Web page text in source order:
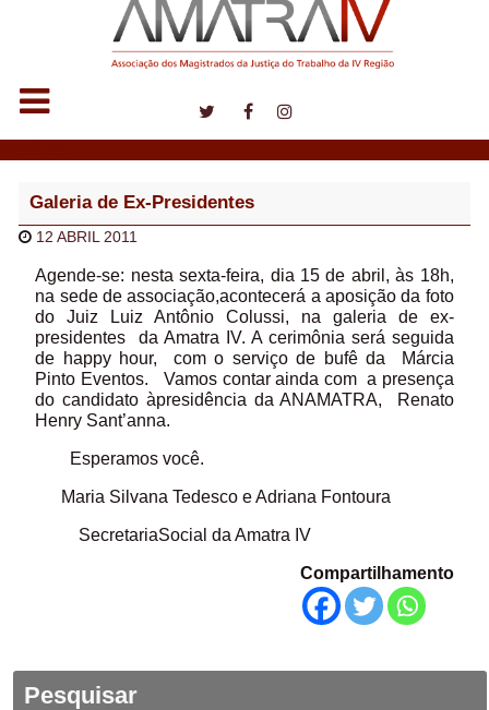
Galeria de Ex-Presidentes
12 ABRIL 2011
Agende-se: nesta sexta-feira, dia 15 de abril, às 18h,
na sede de associação,acontecerá a aposição da foto
do Juiz Luiz Antônio Colussi, na galeria de ex-
presidentes da Amatra IV. A cerimônia será seguida
de happy hour, com o serviço de bufê da Márcia
Pinto Eventos. Vamos contar ainda com a presença
do candidato àpresidência da ANAMATRA, Renato
Henry Sant’anna.
Esperamos você.
Maria Silvana Tedesco e Adriana Fontoura
SecretariaSocial da Amatra IV
Compartilhamento
Pesquisar